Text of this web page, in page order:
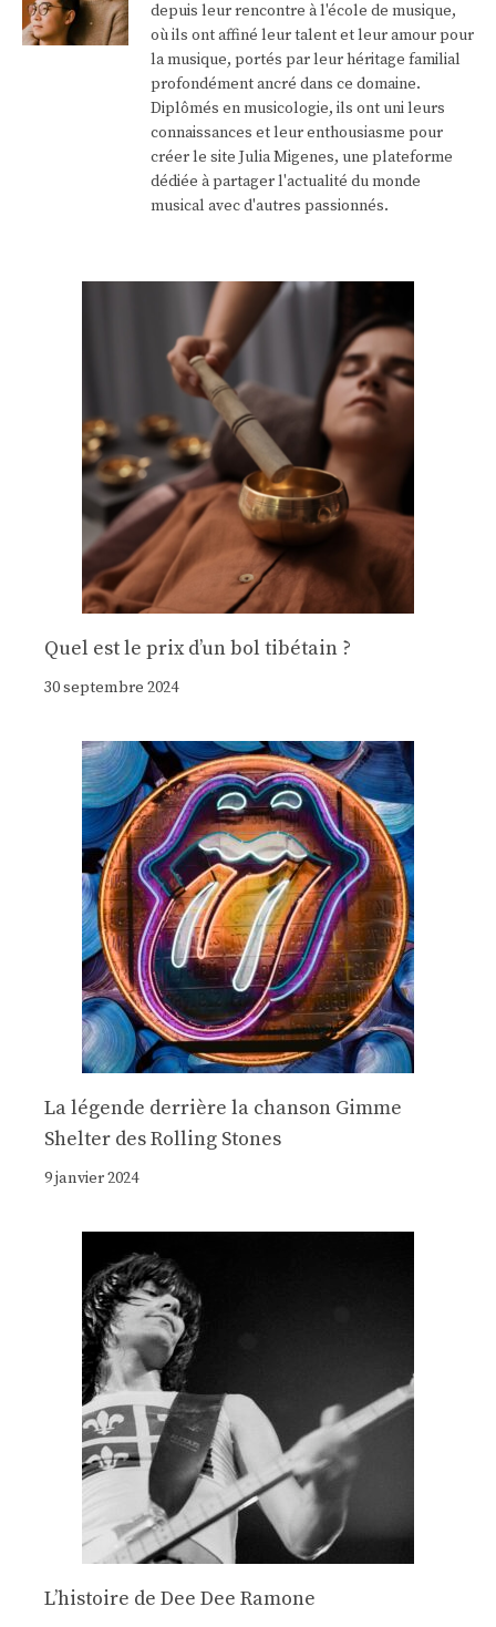
depuis leur rencontre à l'école de musique,
où ils ont affiné leur talent et leur amour pour
la musique, portés par leur héritage familial
profondément ancré dans ce domaine.
Diplômés en musicologie, ils ont uni leurs
connaissances et leur enthousiasme pour
créer le site Julia Migenes, une plateforme
dédiée à partager l'actualité du monde
musical avec d'autres passionnés.
Quel est le prix d’un bol tibétain ?
30 septembre 2024
La légende derrière la chanson Gimme
Shelter des Rolling Stones
9 janvier 2024
Lʼhistoire de Dee Dee Ramone